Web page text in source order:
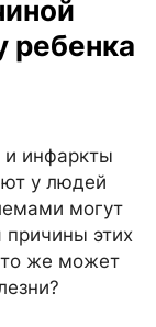
ребенка
и инфаркты
у людей
могут
причины этих
же может